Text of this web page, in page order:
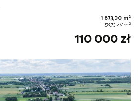
1 873,00 m2
58,73 zł/m2
110 000 zł